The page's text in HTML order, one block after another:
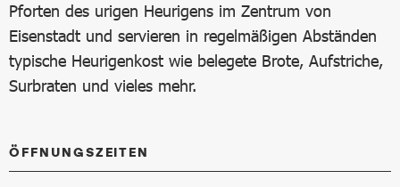
Pforten des urigen Heurigens im Zentrum von
Eisenstadt und servieren in regelmäßigen Abständen
typische Heurigenkost wie belegete Brote, Aufstriche,
Surbraten und vieles mehr.
ÖFFNUNGSZEITEN